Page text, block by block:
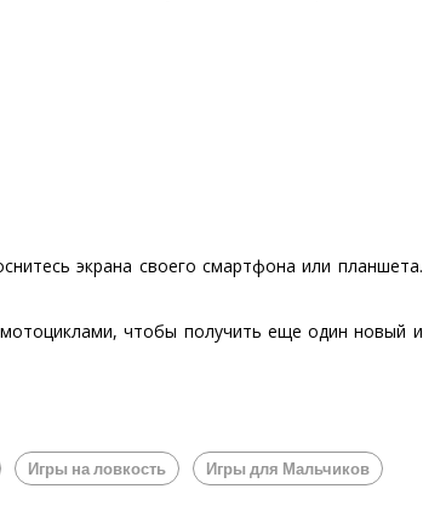
экрана своего смартфона или планшета.
чтобы получить еще один новый и
Игры на ловкость Игры для Мальчиков